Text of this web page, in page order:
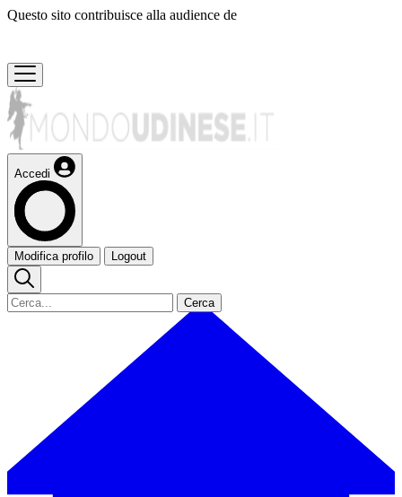
Questo sito contribuisce alla audience de
Accedi
Modifica profilo Logout
Cerca